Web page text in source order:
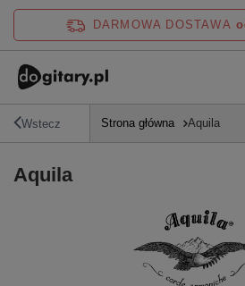
DARMOWA DOSTAWA
Wstecz Strona główna Aquila
Aquila